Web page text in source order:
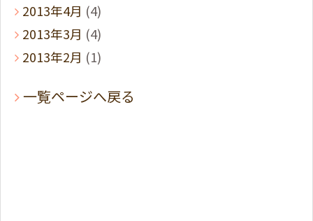
2013年4月 (4)
2013年3月 (4)
2013年2月 (1)
一覧ページへ戻る